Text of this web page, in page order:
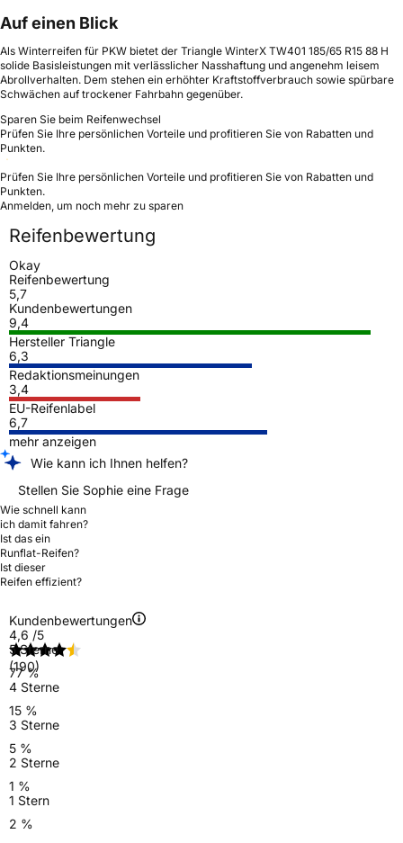
Auf einen Blick
Als Winterreifen für PKW bietet der Triangle WinterX TW401 185/65 R15 88 H
solide Basisleistungen mit verlässlicher Nasshaftung und angenehm leisem
Abrollverhalten. Dem stehen ein erhöhter Kraftstoffverbrauch sowie spürbare
Schwächen auf trockener Fahrbahn gegenüber.
Sparen Sie beim Reifenwechsel
Prüfen Sie Ihre persönlichen Vorteile und profitieren Sie von Rabatten und
Punkten.
Prüfen Sie Ihre persönlichen Vorteile und profitieren Sie von Rabatten und
Punkten.
Anmelden, um noch mehr zu sparen
Reifenbewertung
Okay
Reifenbewertung
5,7
Kundenbewertungen
9,4
Hersteller Triangle
6,3
Redaktionsmeinungen
3,4
EU-Reifenlabel
6,7
mehr anzeigen
Wie kann ich Ihnen helfen?
Stellen Sie Sophie eine Frage
Wie schnell kann
ich damit fahren?
Ist das ein
Runflat-Reifen?
Ist dieser
Reifen effizient?
Kundenbewertungen
4,6 /5
(190)
5 Sterne
77 %
4 Sterne
15 %
3 Sterne
5 %
2 Sterne
1 %
1 Stern
2 %